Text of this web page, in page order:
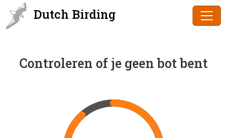
Dutch Birding
Controleren of je geen bot bent